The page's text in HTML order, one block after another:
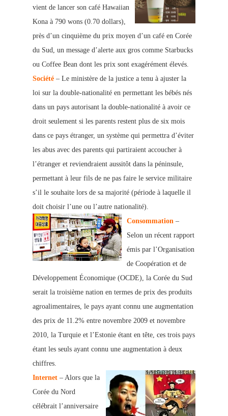
vient de lancer son café Hawaiian
Kona à 790 wons (0.70 dollars),
près d’un cinquième du prix moyen d’un café en Corée
du Sud, un message d’alerte aux gros comme Starbucks
ou Coffee Bean dont les prix sont exagérément élevés.
Société – Le ministère de la justice a tenu à ajuster la
loi sur la double-nationalité en permettant les bébés nés
dans un pays autorisant la double-nationalité à avoir ce
droit seulement si les parents restent plus de six mois
dans ce pays étranger, un système qui permettra d’éviter
les abus avec des parents qui partiraient accoucher à
l’étranger et reviendraient aussitôt dans la péninsule,
permettant à leur fils de ne pas faire le service militaire
s’il le souhaite lors de sa majorité (période à laquelle il
doit choisir l’une ou l’autre nationalité).
Consommation –
Selon un récent rapport
émis par l’Organisation
de Coopération et de
Développement Économique (OCDE), la Corée du Sud
serait la troisième nation en termes de prix des produits
agroalimentaires, le pays ayant connu une augmentation
des prix de 11.2% entre novembre 2009 et novembre
2010, la Turquie et l’Estonie étant en tête, ces trois pays
étant les seuls ayant connu une augmentation à deux
chiffres.
Internet – Alors que la
Corée du Nord
célébrait l’anniversaire